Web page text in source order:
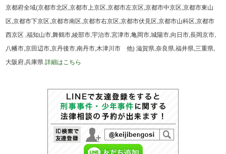
京都府全域(京都市北区,京都市上京区,京都市左京区,京都市中京区,京都市東山
区,京都市下京区,京都市南区,京都市右京区,京都市伏見区,京都市山科区,京都市
西京区 ,福知山市,舞鶴市,綾部市,宇治市,宮津市,亀岡市,城陽市,向日市,長岡京市,
八幡市,京田辺市,京丹後市,南丹市,木津川市 他) 滋賀県,奈良県,福井県,三重県,
大阪府,兵庫県詳細はこちら